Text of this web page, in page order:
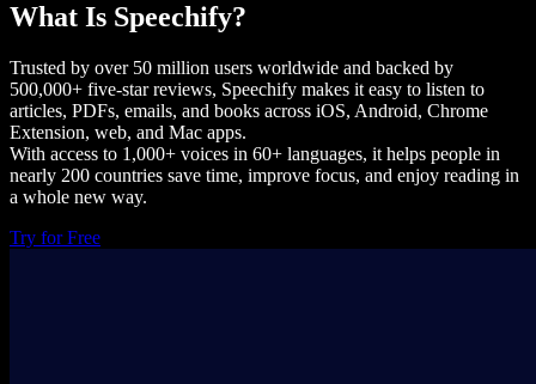
What Is Speechify?
Trusted by over 50 million users worldwide and backed by
500,000+ five-star reviews, Speechify makes it easy to listen to
articles, PDFs, emails, and books across iOS, Android, Chrome
Extension, web, and Mac apps.
With access to 1,000+ voices in 60+ languages, it helps people in
nearly 200 countries save time, improve focus, and enjoy reading in
a whole new way.
Try for Free